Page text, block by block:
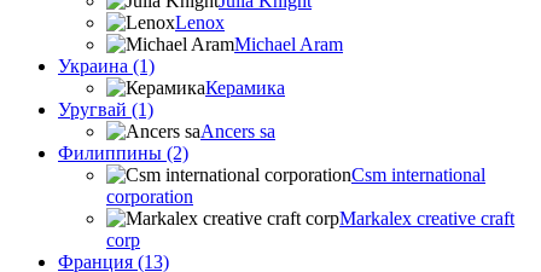
Lenox
Michael Aram
Украина (1)
Керамика
Уругвай (1)
Ancers sa
Филиппины (2)
Csm international
corporation
Markalex creative craft
corp
Франция (13)